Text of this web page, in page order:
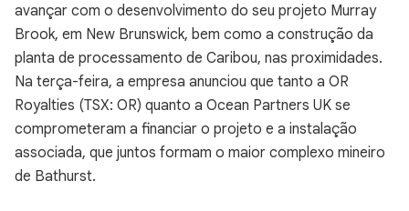
avançar com o desenvolvimento do seu projeto Murray
Brook, em New Brunswick, bem como a construção da
planta de processamento de Caribou, nas proximidades.
Na terça-feira, a empresa anunciou que tanto a OR
Royalties (TSX: OR) quanto a Ocean Partners UK se
comprometeram a financiar o projeto e a instalação
associada, que juntos formam o maior complexo mineiro
de Bathurst.